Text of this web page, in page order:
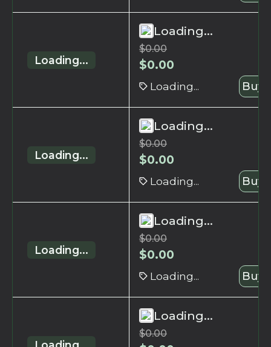
Loading...
Loading...
$0.00
$0.00
Loading... Buy
Loading...
Loading...
$0.00
$0.00
Loading... Buy
Loading...
Loading...
$0.00
$0.00
Loading... Buy
Loading...
$0.00